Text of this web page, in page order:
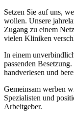
Setzen Sie auf uns,
wollen. Unsere
Zugang zu einem
vielen Kliniken
In einem
passenden
handverlesen und
Gemeinsam werben
Spezialisten und
Arbeitgeber.